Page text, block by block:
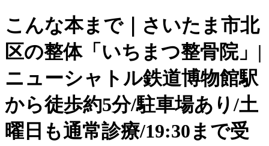
こんな本まで｜さいたま市北
区の整体「いちまつ整骨院」|
ニューシャトル鉄道博物館駅
から徒歩約5分/駐車場あり/土
曜日も通常診療/19:30まで受